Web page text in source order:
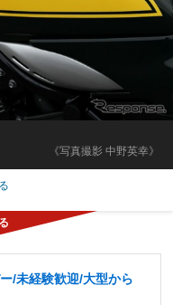
《写真撮影 中野英幸》
/未経験歓迎/大型から